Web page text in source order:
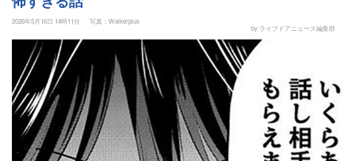
2026年5月16日 14時11分
写真：Walkerplus
by ライブドアニュース編集部